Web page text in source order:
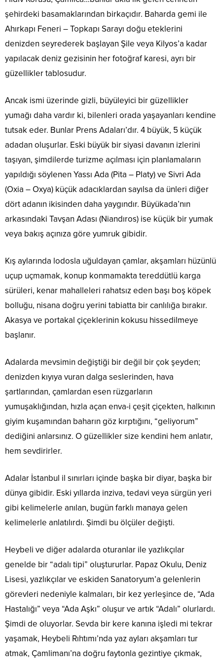
şehirdeki basamaklarından birkaçıdır. Baharda gemi ile
Ahırkapı Feneri – Topkapı Sarayı doğu eteklerini
denizden seyrederek başlayan Şile veya Kilyos’a kadar
yapılacak deniz gezisinin her fotoğraf karesi, ayrı bir
güzellikler tablosudur.
Ancak ismi üzerinde gizli, büyüleyici bir güzellikler
yumağı daha vardır ki, bilenleri orada yaşayanları kendine
tutsak eder. Bunlar Prens Adaları’dır. 4 büyük, 5 küçük
adadan oluşurlar. Eski büyük bir siyasi davanın izlerini
taşıyan, şimdilerde turizme açılması için planlamaların
yapıldığı söylenen Yassı Ada (Pita – Platy) ve Sivri Ada
(Oxia – Oxya) küçük adacıklardan sayılsa da ünleri diğer
dört adanın ikisinden daha yaygındır. Büyükada’nın
arkasındaki Tavşan Adası (Niandıros) ise küçük bir yumak
veya bakış açınıza göre yumruk gibidir.
Kış aylarında lodosla uğuldayan çamlar, akşamları hüzünlü
uçup uçmamak, konup konmamakta tereddütlü karga
sürüleri, kenar mahalleleri rahatsız eden başı boş köpek
bolluğu, nisana doğru yerini tabiatta bir canlılığa bırakır.
Akasya ve portakal çiçeklerinin kokusu hissedilmeye
başlanır.
Adalarda mevsimin değiştiği bir değil bir çok şeyden;
denizden kıyıya vuran dalga seslerinden, hava
şartlarından, çamlardan esen rüzgarların
yumuşaklığından, hızla açan enva-i çeşit çiçekten, halkının
giyim kuşamından baharın göz kırptığını, “geliyorum”
dediğini anlarsınız. O güzellikler size kendini hem anlatır,
hem sevdirirler.
Adalar İstanbul il sınırları içinde başka bir diyar, başka bir
dünya gibidir. Eski yıllarda inziva, tedavi veya sürgün yeri
gibi kelimelerle anılan, bugün farklı manaya gelen
kelimelerle anlatılırdı. Şimdi bu ölçüler değişti.
Heybeli ve diğer adalarda oturanlar ile yazlıkçılar
genelde bir “adalı tipi” oluştururlar. Papaz Okulu, Deniz
Lisesi, yazlıkçılar ve eskiden Sanatoryum’a gelenlerin
görevleri nedeniyle kalmaları, bir kez yerleşince de, “Ada
Hastalığı” veya “Ada Aşkı” oluşur ve artık “Adalı” olurlardı.
Şimdi de oluyorlar. Sevda bir kere kanına işledi mi tekrar
yaşamak, Heybeli Rıhtımı’nda yaz ayları akşamları tur
atmak, Çamlimanı’na doğru faytonla gezintiye çıkmak,